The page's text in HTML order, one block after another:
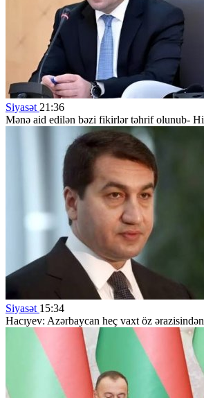
Siyasət 21:36
Mənə aid edilən bəzi fikirlər təhrif olunub-
Siyasət 15:34
Hacıyev: Azərbaycan heç vaxt öz